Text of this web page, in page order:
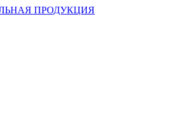
ПРОДУКЦИЯ